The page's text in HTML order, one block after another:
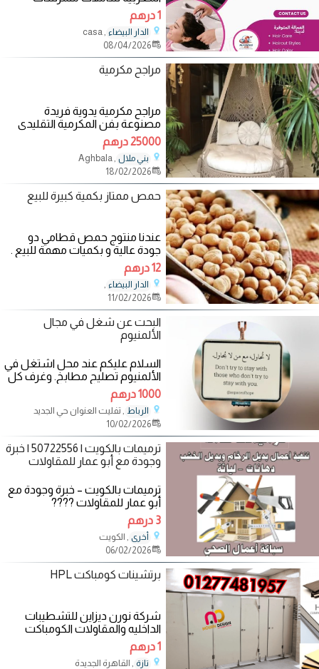
ومتخصصات لهن خبرة في الشعر
والتساريح والصبغات
1 درهم
الدار البيضاء , casa
08/04/2026
مراجح مكرمية
مراجح مكرمية يدوية فريدة
مصنوعة بفن المكرمية التقليدي
ديكور جذاب للبيت او الحديقة متينة
وجميلة
25000 درهم
بني ملال , Aghbala
18/02/2026
حمص ممتاز بكمية كبيرة للبيع
عندنا منتوج حمص قطامي دو
جودة عالية و بكميات مهمة للبيع .
اذا كنت جادا مرحبا بك، يمكنك
الاتصال بنا
12 درهم
الدار البيضاء ,
11/02/2026
البحت عن شغل في مجال
الألمنيوم
السلام عليكم عند محل اشتغل في
الألمنيوم تصليح مطابخ. وغرف كل
لي متعلق بالبيت شبابك
1000 درهم
الرباط , تفليت العنوان حي الجديد
10/02/2026
ترميمات بالكويت | 50722556 | خبرة
وجودة مع أبو عمار للمقاولات
ترميمات بالكويت – خبرة وجودة مع
أبو عمار للمقاولات ????
ترميمات بالكويت
3 درهم
أخرى , الكويت
06/02/2026
برتشينات كومباكت HPL
شركة نورن ديزاين للتشطيبات
الداخليه والمقاولات الكومباكت
HPL نتشرف بان نقدم لسيادتكم
خامة
1 درهم
تازة , القاهرة الجديدة